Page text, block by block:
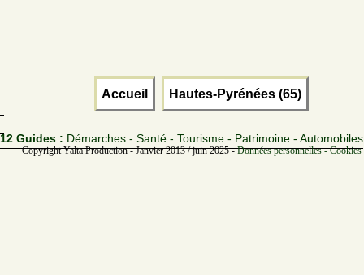
Accueil Hautes-Pyrénées (65)
12 Guides : Démarches - Santé - Tourisme - Patrimoine - Automobiles
Copyright Yalta Production - Janvier 2013 / juin 2025 -Données personnelles -